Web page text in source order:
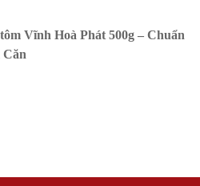
Vĩnh Hoà Phát 500g – Chuẩn
Căn